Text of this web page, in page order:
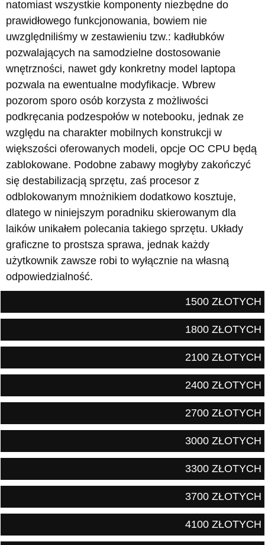
natomiast wszystkie komponenty niezbędne do
prawidłowego funkcjonowania, bowiem nie
uwzględniliśmy w zestawieniu tzw.: kadłubków
pozwalających na samodzielne dostosowanie
wnętrzności, nawet gdy konkretny model laptopa
pozwala na ewentualne modyfikacje. Wbrew
pozorom sporo osób korzysta z możliwości
podkręcania podzespołów w notebooku, jednak ze
względu na charakter mobilnych konstrukcji w
większości oferowanych modeli, opcje OC CPU będą
zablokowane. Podobne zabawy mogłyby zakończyć
się destabilizacją sprzętu, zaś procesor z
odblokowanym mnożnikiem dodatkowo kosztuje,
dlatego w niniejszym poradniku skierowanym dla
laików unikałem polecania takiego sprzętu. Układy
graficzne to prostsza sprawa, jednak każdy
użytkownik zawsze robi to wyłącznie na własną
odpowiedzialność.
1500 ZŁOTYCH
1800 ZŁOTYCH
2100 ZŁOTYCH
2400 ZŁOTYCH
2700 ZŁOTYCH
3000 ZŁOTYCH
3300 ZŁOTYCH
3700 ZŁOTYCH
4100 ZŁOTYCH